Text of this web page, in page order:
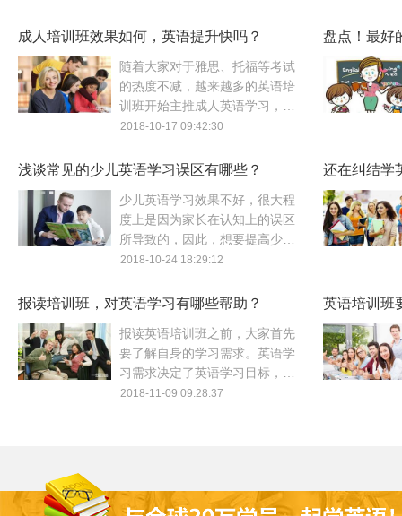
关于这方面的信息。
成人培训班效果如何，英语提升快吗？
随着大家对于雅思、托福等考试
的热度不减，越来越多的英语培
训班开始主推成人英语学习，这
对于正在奋战于英语备考及学习
那么成人英语培训班的效果有保
2018-10-17 09:42:30
盘点！最好
长必看
浅谈常见的少儿英语学习误区有哪些？
少儿英语学习效果不好，很大程
度上是因为家长在认知上的误区
所导致的，因此，想要提高少儿
英语学习的效果，首先要保证不
误区你中招了没？
2018-10-24 18:29:12
还在纠结学
明白了
报读培训班，对英语学习有哪些帮助？
报读英语培训班之前，大家首先
要了解自身的学习需求。英语学
习需求决定了英语学习目标，而
作为辅助工具的英语培训班就要
2018-11-09 09:28:37
英语培训班
解！